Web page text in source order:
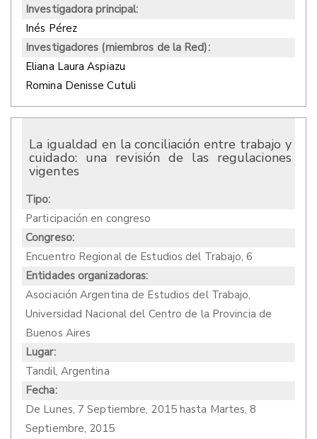
Investigadora principal:
Inés Pérez
Investigadores (miembros de la Red):
Eliana Laura Aspiazu
Romina Denisse Cutuli
La igualdad en la conciliación entre trabajo y
cuidado: una revisión de las regulaciones
vigentes
Tipo:
Participación en congreso
Congreso:
Encuentro Regional de Estudios del Trabajo, 6
Entidades organizadoras:
Asociación Argentina de Estudios del Trabajo,
Universidad Nacional del Centro de la Provincia de
Buenos Aires
Lugar:
Tandil, Argentina
Fecha:
De Lunes, 7 Septiembre, 2015hasta Martes, 8
Septiembre, 2015